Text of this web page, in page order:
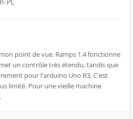
point de vue. Ramps 1.4 fonctionne
un contrôle très étendu, tandis que
pour l'arduino Uno R3. C'est
limité. Pour une vieille machine